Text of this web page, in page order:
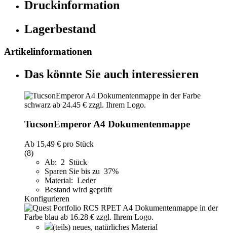
Druckinformation
Lagerbestand
Artikelinformationen
Das könnte Sie auch interessieren
TucsonEmperor A4 Dokumentenmappe
Ab 15,49 € pro Stück
(8)
Ab: 2 Stück
Sparen Sie bis zu 37%
Material: Leder
Bestand wird geprüft
Konfigurieren
(teils) neues, natürliches Material